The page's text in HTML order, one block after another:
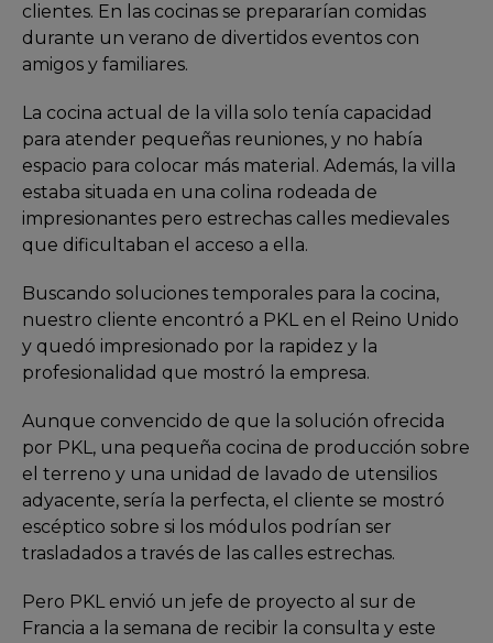
clientes. En las cocinas se prepararían comidas
durante un verano de divertidos eventos con
amigos y familiares.
La cocina actual de la villa solo tenía capacidad
para atender pequeñas reuniones, y no había
espacio para colocar más material. Además, la villa
estaba situada en una colina rodeada de
impresionantes pero estrechas calles medievales
que dificultaban el acceso a ella.
Buscando soluciones temporales para la cocina,
nuestro cliente encontró a PKL en el Reino Unido
y quedó impresionado por la rapidez y la
profesionalidad que mostró la empresa.
Aunque convencido de que la solución ofrecida
por PKL, una pequeña cocina de producción sobre
el terreno y una unidad de lavado de utensilios
adyacente, sería la perfecta, el cliente se mostró
escéptico sobre si los módulos podrían ser
trasladados a través de las calles estrechas.
Pero PKL envió un jefe de proyecto al sur de
Francia a la semana de recibir la consulta y este